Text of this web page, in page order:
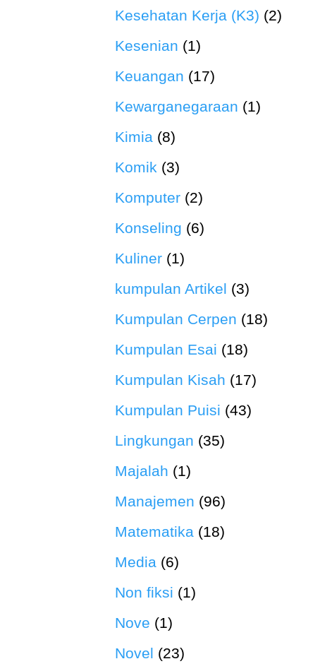
Kesehatan Kerja (K3) (2)
Kesenian (1)
Keuangan (17)
Kewarganegaraan (1)
Kimia (8)
Komik (3)
Komputer (2)
Konseling (6)
Kuliner (1)
kumpulan Artikel (3)
Kumpulan Cerpen (18)
Kumpulan Esai (18)
Kumpulan Kisah (17)
Kumpulan Puisi (43)
Lingkungan (35)
Majalah (1)
Manajemen (96)
Matematika (18)
Media (6)
Non fiksi (1)
Nove (1)
Novel (23)